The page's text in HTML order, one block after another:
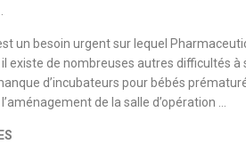
un besoin urgent sur lequel
existe de nombreuses autres difficultés
d’incubateurs pour bébés
de la salle d’opération …